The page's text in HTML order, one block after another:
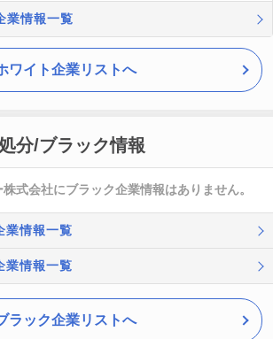
業情報一覧
ワイト企業リストへ
分/ブラック情報
式会社にブラック企業情報はありません。
業情報一覧
業情報一覧
ラック企業リストへ